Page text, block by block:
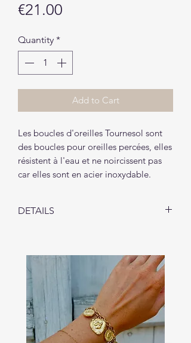
€21.00
Quantity *
Add to Cart
Les boucles d'oreilles Tournesol sont
des boucles pour oreilles percées, elles
résistent à l'eau et ne noircissent pas
car elles sont en acier inoxydable.
DETAILS
pochon (1 pochon par envoi).
*Pour assurer une longue vie à votre
bijou, consultez nos
conseils
d'entretien